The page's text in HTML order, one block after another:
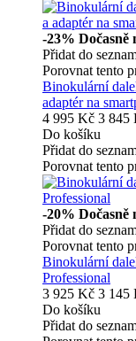
-23% Dočasně
Přidat do
Porovnat tento
Binokulární
adaptér na
4 995 Kč 3 845
Do košíku
Přidat do
Porovnat tento
-20% Dočasně
Přidat do
Porovnat tento
Binokulární
Professional
3 925 Kč 3 145
Do košíku
Přidat do